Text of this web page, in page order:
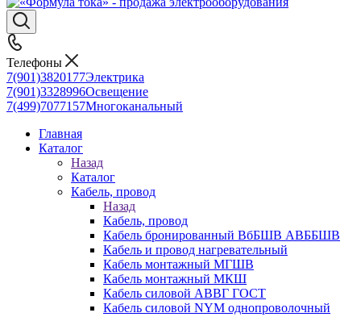
Телефоны
7(901)3820177Электрика
7(901)3328996Освещение
7(499)7077157Многоканальный
Главная
Каталог
Назад
Каталог
Кабель, провод
Назад
Кабель, провод
Кабель бронированный ВбБШВ АВББШВ
Кабель и провод нагревательный
Кабель монтажный МГШВ
Кабель монтажный МКШ
Кабель силовой АВВГ ГОСТ
Кабель силовой NYM однопроволочный